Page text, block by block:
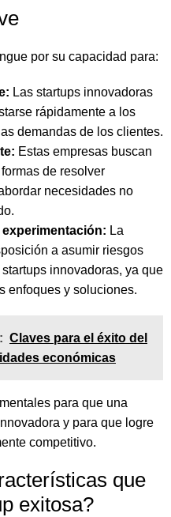
por su capacidad para:
Las startups innovadoras
rápidamente a los
demandas de los clientes.
Estas empresas buscan
de resolver
necesidades no
La
a asumir riesgos
innovadoras, ya que
enfoques y soluciones.
Claves para el éxito del
económicas
para que una
y para que logre
competitivo.
que
exitosa?